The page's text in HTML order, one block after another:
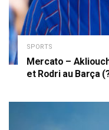
SPORTS
Mercato –
et Rodri au Barça